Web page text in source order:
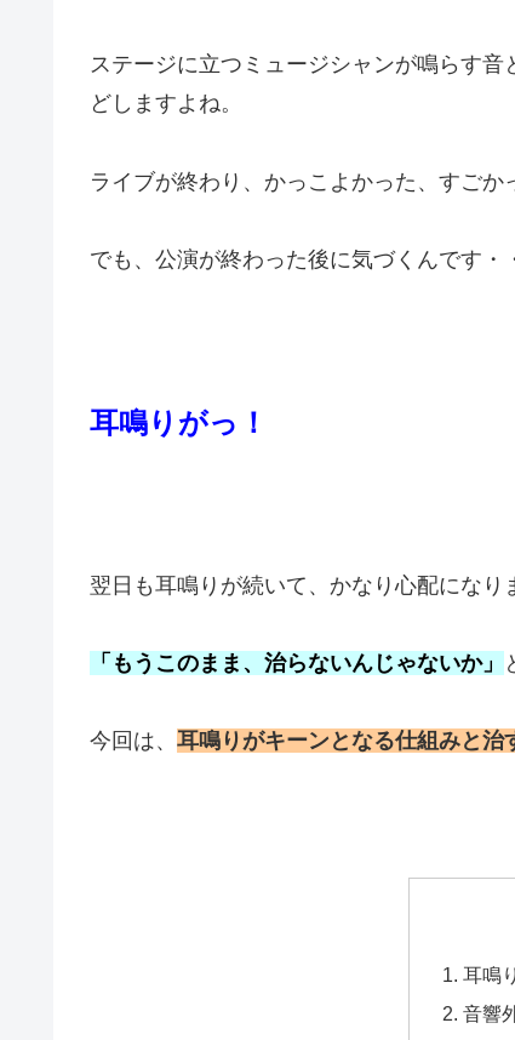
ステージに立つミュージシャンが鳴らす
どしますよね。
ライブが終わり、かっこよかった、すごか
でも、公演が終わった後に気づくんです・
耳鳴りがっ！
翌日も耳鳴りが続いて、かなり心配になり
「もうこのまま、治らないんじゃないか」
今回は、 耳鳴りがキーンとなる仕組みと治
耳鳴
音響